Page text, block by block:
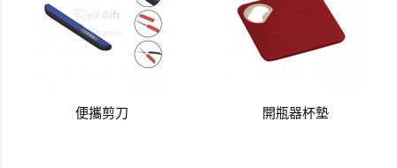
便攜剪刀 開瓶器杯墊